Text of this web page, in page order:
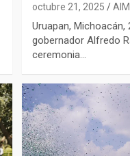
octubre 21, 2025
Uruapan, Michoacán,
gobernador Alfredo
ceremonia…